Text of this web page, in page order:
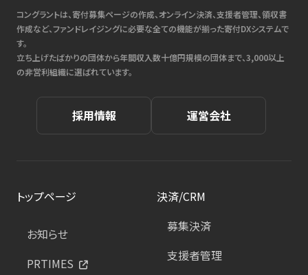
コングラントは、寄付募集ページの作成、オンライン決済、支援者管理、領収書
作成など、ファンドレイジングに必要な全ての機能が揃った寄付DXシステムで
す。
立ち上げたばかりの団体から年間収入数十億円規模の団体まで、3,000以上
の非営利組織に選ばれています。
採用情報 運営会社
トップページ
お知らせ
PRTIMES
決済/CRM
募集決済
支援者管理